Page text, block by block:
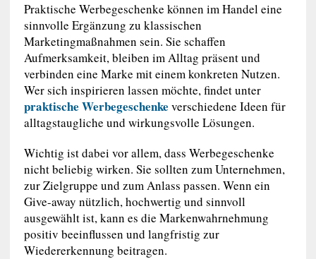
Praktische Werbegeschenke können im Handel eine
sinnvolle Ergänzung zu klassischen
Marketingmaßnahmen sein. Sie schaffen
Aufmerksamkeit, bleiben im Alltag präsent und
verbinden eine Marke mit einem konkreten Nutzen.
Wer sich inspirieren lassen möchte, findet unter
praktische Werbegeschenke verschiedene Ideen für
alltagstaugliche und wirkungsvolle Lösungen.
Wichtig ist dabei vor allem, dass Werbegeschenke
nicht beliebig wirken. Sie sollten zum Unternehmen,
zur Zielgruppe und zum Anlass passen. Wenn ein
Give-away nützlich, hochwertig und sinnvoll
ausgewählt ist, kann es die Markenwahrnehmung
positiv beeinflussen und langfristig zur
Wiedererkennung beitragen.